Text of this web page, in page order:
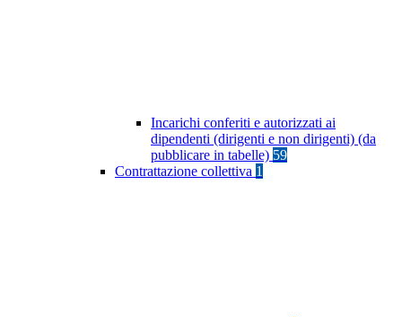
Incarichi conferiti e autorizzati ai
dipendenti (dirigenti e non dirigenti) (da
pubblicare in tabelle) 59
Contrattazione collettiva 1